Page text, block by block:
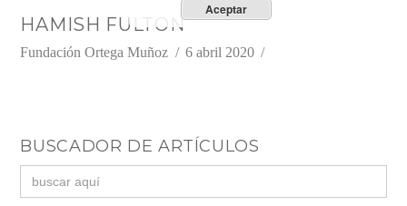
HAMISH FULTON
Fundación Ortega Muñoz 6 abril 2020
BUSCADOR DE ARTÍCULOS
Buscar:
Aceptar